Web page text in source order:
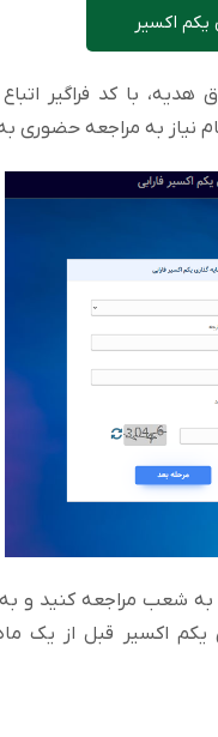
اکسیر
با کد فراگیر
نیاز به مراجعه
شعب مراجعه کنید و
اکسیر قبل از یک ماه